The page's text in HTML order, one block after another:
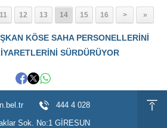
11 12 13 14 15 16 > »
KÖSE SAHA PERSONELLERİNİ
SÜRDÜRÜYOR
444 4 028
Sok. No:1 GİRESUN